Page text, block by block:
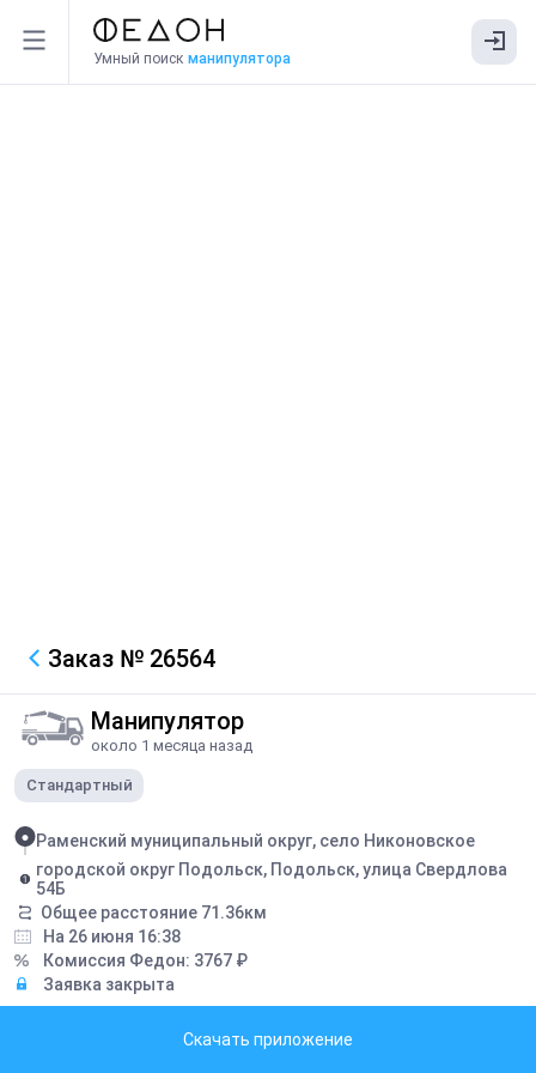
Умный поиск манипулятора
Заказ № 26564
Манипулятор
около 1 месяца назад
Стандартный
Раменский муниципальный округ, село Никоновское
городской округ Подольск, Подольск, улица Свердлова
54Б
Общее расстояние 71.36км
На 26 июня 16:38
Комиссия Федон: 3767 ₽
Заявка закрыта
Грузоподъемность борта:12 тонн
Скачать приложение